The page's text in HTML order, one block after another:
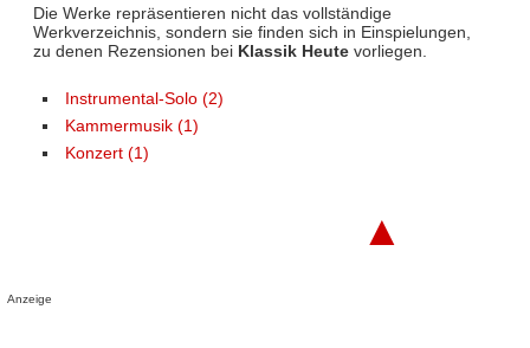
Die Werke repräsentieren nicht das vollständige
Werkverzeichnis, sondern sie finden sich in Einspielungen,
zu denen Rezensionen bei Klassik Heutevorliegen.
Instrumental-Solo (2)
Kammermusik (1)
Konzert (1)
▲
Anzeige